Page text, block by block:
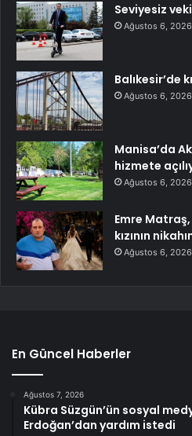
Seviyesiz
Ağustos 6, 2026
Balıkesir’de
Ağustos 6, 2026
Manisa’da
hizmete
Ağustos 6, 2026
Emre
kızının
Ağustos 6, 2026
En Güncel Haberler
Ağustos 7, 2026
Kübra Süzgün’ün sosyal
Erdoğan’dan yardım istedi